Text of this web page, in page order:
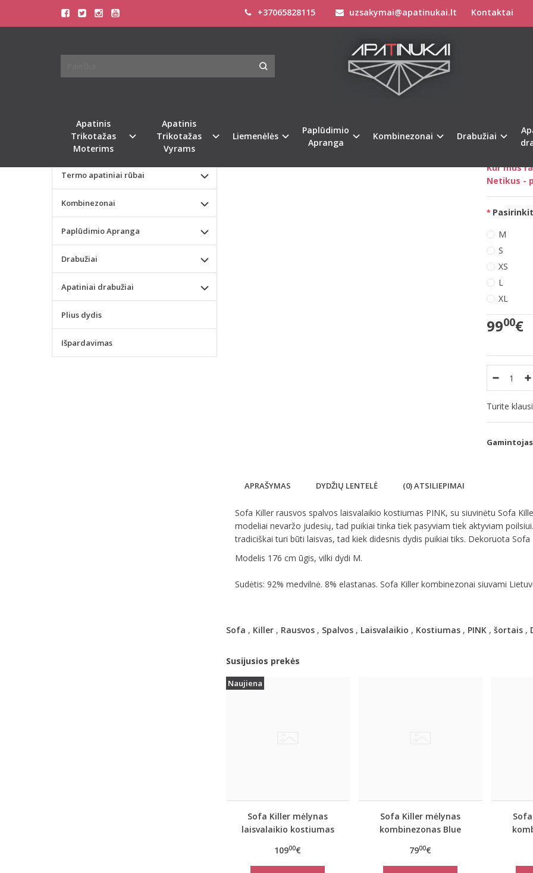
+37065828115 uzsakymai@apatinukai.lt Kontaktai
Apatinis
Trikotažas
Moterims
Apatinis
Trikotažas
Vyrams
Liemenėlės
Paplūdimio
Apranga
Kombinezonai Drabužiai
SOFA KILLER RAUSVOS SPALVOS
ŠORTAIS
Kur mus
Netikus -
M
S
XS
L
XL
9900€
Turite
APRAŠYMAS DYDŽIŲ LENTELĖ (0) ATSILIEPIMAI
Sofa Killer rausvos spalvos laisvalaikio kostiumas PINK, su siuvinėtu Sofa
modeliai nevaržo judesių, tad puikiai tinka tiek pasyviam tiek aktyviam
tradiciškai turi būti laisvas, tad kiek didesnis dydis puikiai tiks. Dekoruota
Modelis 176 cm ūgis, vilki dydi M.
Sudėtis: 92% medvilnė. 8% elastanas. Sofa Killer kombinezonai siuvami
Sofa , Killer, Rausvos, Spalvos, Laisvalaikio , Kostiumas, PINK, šortais,
Susijusios prekės
Naujiena
Sofa Killer mėlynas
laisvalaikio kostiumas
10900€
Sofa Killer mėlynas
kombinezonas Blue
7900€
Valentino dienos dovana
Liemenėlės
Termo apatiniai rūbai
Kombinezonai
Paplūdimio Apranga
Drabužiai
Apatiniai drabužiai
Plius dydis
Išpardavimas